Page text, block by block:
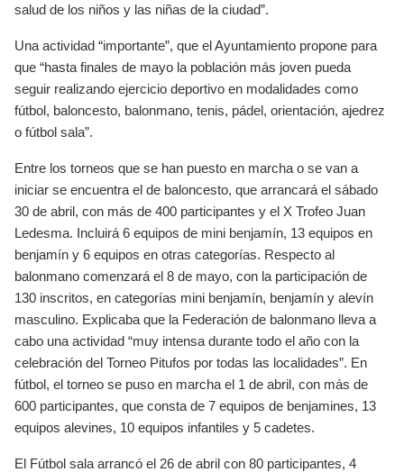
salud de los niños y las niñas de la ciudad”.
Una actividad “importante”, que el Ayuntamiento propone para
que “hasta finales de mayo la población más joven pueda
seguir realizando ejercicio deportivo en modalidades como
fútbol, baloncesto, balonmano, tenis, pádel, orientación, ajedrez
o fútbol sala”.
Entre los torneos que se han puesto en marcha o se van a
iniciar se encuentra el de baloncesto, que arrancará el sábado
30 de abril, con más de 400 participantes y el X Trofeo Juan
Ledesma. Incluirá 6 equipos de mini benjamín, 13 equipos en
benjamín y 6 equipos en otras categorías. Respecto al
balonmano comenzará el 8 de mayo, con la participación de
130 inscritos, en categorías mini benjamín, benjamín y alevín
masculino. Explicaba que la Federación de balonmano lleva a
cabo una actividad “muy intensa durante todo el año con la
celebración del Torneo Pitufos por todas las localidades”. En
fútbol, el torneo se puso en marcha el 1 de abril, con más de
600 participantes, que consta de 7 equipos de benjamines, 13
equipos alevines, 10 equipos infantiles y 5 cadetes.
El Fútbol sala arrancó el 26 de abril con 80 participantes, 4